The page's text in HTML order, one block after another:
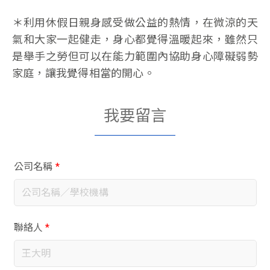
＊利用休假日親身感受做公益的熱情，在微涼的天
氣和大家一起健走，身心都覺得溫暖起來，雖然只
是舉手之勞但可以在能力範圍內協助身心障礙弱勢
家庭，讓我覺得相當的開心。
我要留言
公司名稱 *
聯絡人*